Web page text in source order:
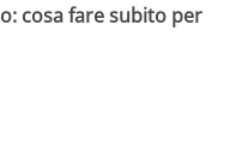
cosa fare subito per